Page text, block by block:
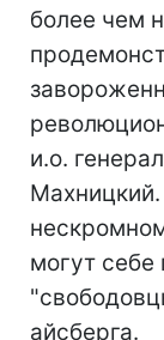
более чем
и.о.
Махницкий.
могут себе
айсберга.